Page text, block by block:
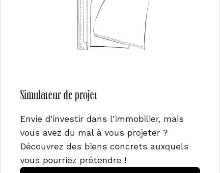
Simulateur de projet
Envie d'investir dans l'immobilier, mais
vous avez du mal à vous projeter ?
Découvrez des biens concrets auxquels
vous pourriez prétendre !